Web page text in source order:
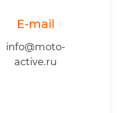
E-mail
info@moto-
active.ru